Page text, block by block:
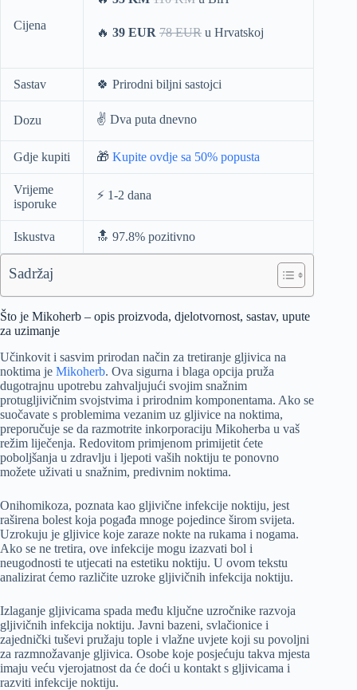
Cijena
🔥 39 EUR 78 EUR u Hrvatskoj
Sastav 🍀 Prirodni biljni sastojci
Dozu ✌️ Dva puta dnevno
Gdje kupiti 🎁 Kupite ovdje sa 50% popusta
Vrijeme
isporuke
⚡️ 1-2 dana
Iskustva 🔝 97.8% pozitivno
Sadržaj
Što je Mikoherb – opis proizvoda, djelotvornost, sastav, upute
za uzimanje
Učinkovit i sasvim prirodan način za tretiranje gljivica na
noktima je Mikoherb. Ova sigurna i blaga opcija pruža
dugotrajnu upotrebu zahvaljujući svojim snažnim
protugljivičnim svojstvima i prirodnim komponentama. Ako se
suočavate s problemima vezanim uz gljivice na noktima,
preporučuje se da razmotrite inkorporaciju Mikoherba u vaš
režim liječenja. Redovitom primjenom primijetit ćete
poboljšanja u zdravlju i ljepoti vaših noktiju te ponovno
možete uživati u snažnim, predivnim noktima.
Onihomikoza, poznata kao gljivične infekcije noktiju, jest
raširena bolest koja pogađa mnoge pojedince širom svijeta.
Uzrokuju je gljivice koje zaraze nokte na rukama i nogama.
Ako se ne tretira, ove infekcije mogu izazvati bol i
neugodnosti te utjecati na estetiku noktiju. U ovom tekstu
analizirat ćemo različite uzroke gljivičnih infekcija noktiju.
Izlaganje gljivicama spada među ključne uzročnike razvoja
gljivičnih infekcija noktiju. Javni bazeni, svlačionice i
zajednički tuševi pružaju tople i vlažne uvjete koji su povoljni
za razmnožavanje gljivica. Osobe koje posjećuju takva mjesta
imaju veću vjerojatnost da će doći u kontakt s gljivicama i
razviti infekcije noktiju.